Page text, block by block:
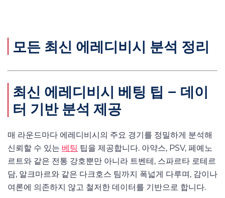
모든 최신 에레디비시 분석 정리
최신 에레디비시 베팅 팁 – 데이
터 기반 분석 제공
매 라운드마다 에레디비시의 주요 경기를 정밀하게 분석해
신뢰할 수 있는 베팅 팁을 제공합니다. 아약스, PSV, 페예노
르트와 같은 전통 강호뿐만 아니라 트벤테, 스파르타 로테르
담, 알크마르와 같은 다크호스 팀까지 폭넓게 다루며, 감이나
여론에 의존하지 않고 철저한 데이터를 기반으로 합니다.